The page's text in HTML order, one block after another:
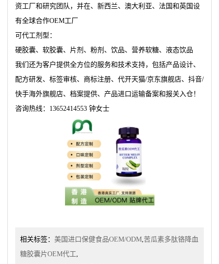
资工厂和研究团队，并在、新西兰、澳大利亚、法国和英国设
有全球合作OEM工厂
可代工剂型：
硬胶囊、软胶囊、片剂、粉剂、饮品、营养软糖、液态饮品
我们还为客户提供全方位的服务和技术支持，包括产品设计、
配方研发、标签审核、商标注册、代开天猫/京东旗舰店、抖音/
快手海外旗舰店、档案提供、产品进口运输备案和报关入仓！
咨询热线：13652414553 钟女士
相关标签： 美国进口保健食品OEM/ODM 苦瓜素多肽铬降血
糖胶囊片OEM代工